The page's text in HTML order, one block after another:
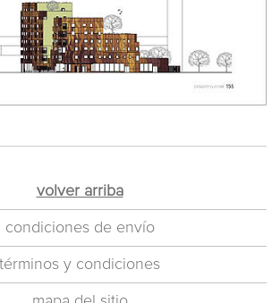
volver arriba
condiciones de envío
términos y condiciones